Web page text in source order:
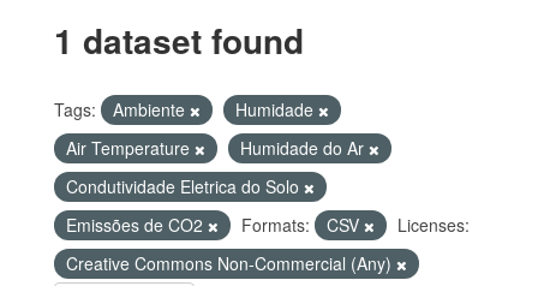
1 dataset found
Tags: Ambiente
Humidade
Air Temperature
Humidade do Ar
Condutividade Eletrica do Solo
Emissões de CO2
Formats: CSV
Licenses:
Creative Commons Non-Commercial (Any)